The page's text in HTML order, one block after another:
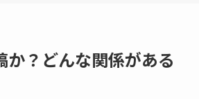
？どんな関係がある